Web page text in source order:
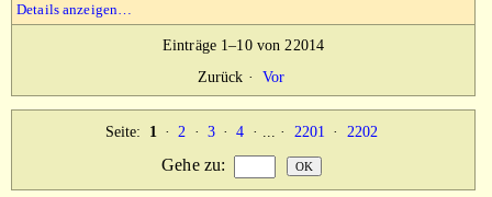
Details anzeigen…
Einträge 1–10 von 22014
Zurück · Vor
Seite: 1 · 2 · 3 · 4 · ... · 2201 · 2202
Gehe zu: